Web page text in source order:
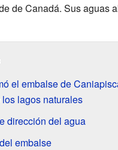
de Canadá. Sus aguas
el embalse de
lagos naturales
dirección del agua
embalse